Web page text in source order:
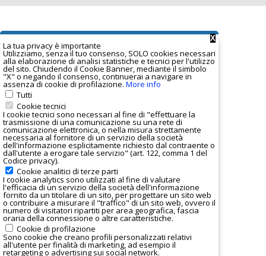
X
La tua privacy è importante
Utilizziamo, senza il tuo consenso, SOLO cookies necessari
alla elaborazione di analisi statistiche e tecnici per l'utilizzo
del sito. Chiudendo il Cookie Banner, mediante il simbolo
"X" o negando il consenso, continuerai a navigare in
assenza di cookie di profilazione. More info
Tutti
Cookie tecnici
I cookie tecnici sono necessari al fine di "effettuare la
trasmissione di una comunicazione su una rete di
comunicazione elettronica, o nella misura strettamente
necessaria al fornitore di un servizio della società
dell'informazione esplicitamente richiesto dal contraente o
dall'utente a erogare tale servizio" (art. 122, comma 1 del
Codice privacy).
Cookie analitici di terze parti
I cookie analytics sono utilizzati al fine di valutare
l'efficacia di un servizio della società dell'informazione
fornito da un titolare di un sito, per progettare un sito web
o contribuire a misurare il "traffico" di un sito web, ovvero il
numero di visitatori ripartiti per area geografica, fascia
oraria della connessione o altre caratteristiche.
Cookie di profilazione
Sono cookie che creano profili personalizzati relativi
all'utente per finalità di marketing, ad esempio il
retargeting o advertising sui social network.